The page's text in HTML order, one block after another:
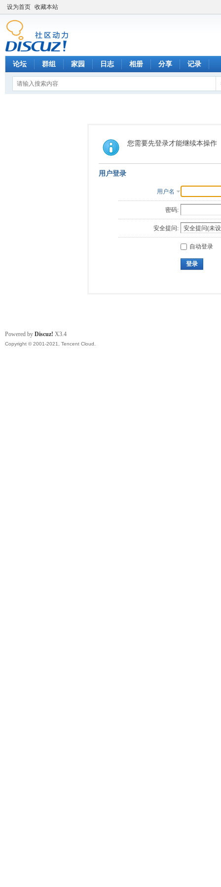
设为首页 收藏本站
论坛 群组 家园 日志 相册 分享 记录
您需要先登录才能继续本操作
用户登录
用户名
密码:
安全提问:
自动登录
登录
Powered by Discuz! X3.4
Copyright © 2001-2021, Tencent Cloud.